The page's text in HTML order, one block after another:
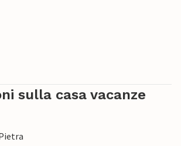
sulla casa vacanze